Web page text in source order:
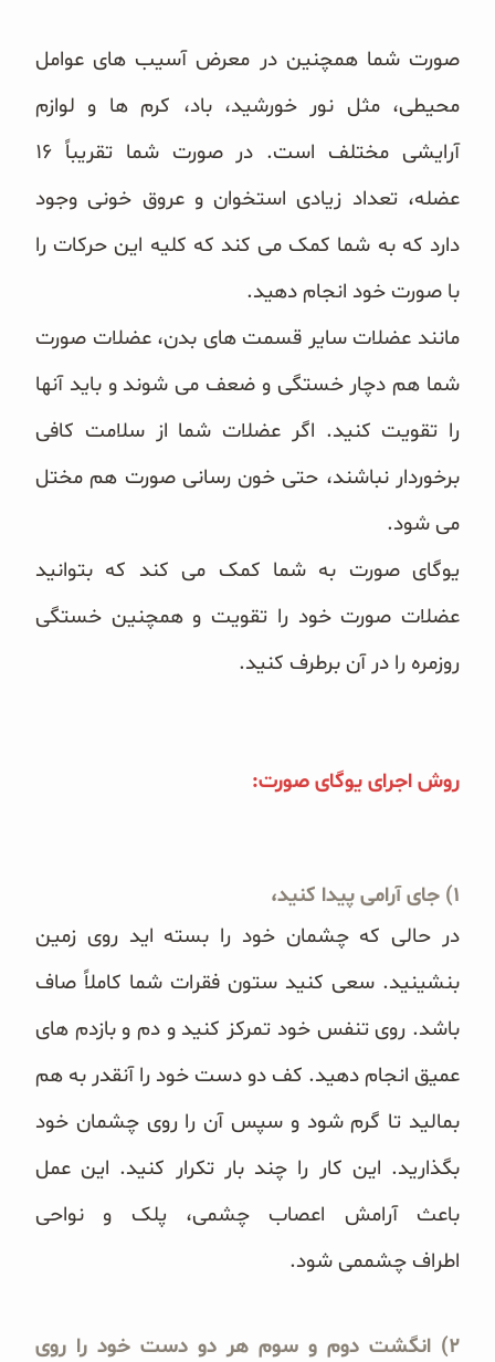
صبحانه و میان وعده
پک سلامتی OAB
کتاب‌های OAB
وبلاگ
صورت شما همچنین در معرض آسیب های عوامل
محیطی، مثل نور خورشید، باد، کرم ها و لوازم
آرایشی مختلف ‏است. در صورت شما تقریباً ۱۶
عضله، تعداد زیادی استخوان و عروق خونی وجود
دارد که به شما کمک می کند که ‏کلیه این حرکات را
با صورت خود انجام دهید.‏
مانند عضلات سایر قسمت های بدن، عضلات صورت
شما هم دچار خستگی و ضعف می شوند و باید آنها
را تقویت ‏کنید. اگر عضلات شما از سلامت کافی
برخوردار نباشند، حتی خون رسانی صورت هم مختل
می شود.
یوگای صورت به شما کمک می کند که بتوانید
عضلات صورت خود را تقویت و همچنین خستگی
روزمره را در آن ‏برطرف کنید.
روش اجرای یوگای صورت:
در حالی که چشمان خود را بسته اید روی زمین
بنشینید. سعی کنید ستون فقرات شما ‏کاملاً صاف
باشد. روی تنفس خود تمرکز کنید و دم و بازدم های
عمیق انجام دهید. کف دو دست خود را آنقدر به هم
‏بمالید تا گرم شود و سپس آن را روی چشمان خود
بگذارید. این کار را چند بار تکرار کنید. این عمل
باعث آرامش ‏اعصاب چشمی، پلک و نواحی
اطراف چشممی شود.
‏۲) انگشت دوم و سوم هر دو دست خود را روی